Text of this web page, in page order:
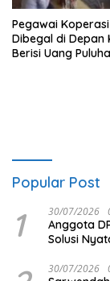
Pegawai
Dibegal di Depan
Berisi Uang
Popular Post
1 30/07/2026
Anggota
Solusi
30/07/2026